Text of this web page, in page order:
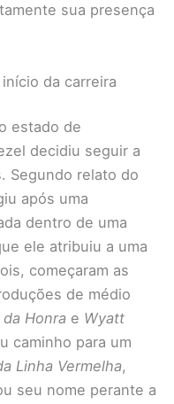
sua presença
da carreira
estado de
decidiu seguir a
Segundo relato do
após uma
dentro de uma
ele atribuiu a uma
começaram as
de médio
Honra e Wyatt
caminho para um
Linha Vermelha,
seu nome perante a